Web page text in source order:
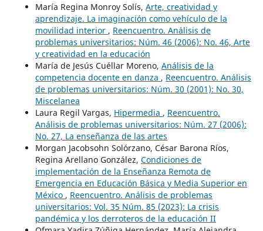
María Regina Monroy Solís, Arte, creatividad y
aprendizaje. La imaginación como vehículo de la
movilidad interior , Reencuentro. Análisis de
problemas universitarios: Núm. 46 (2006): No. 46, Arte
y creatividad en la educación
María de Jesús Cuéllar Moreno, Análisis de la
competencia docente en danza , Reencuentro. Análisis
de problemas universitarios: Núm. 30 (2001): No. 30,
Miscelanea
Laura Regil Vargas, Hipermedia , Reencuentro.
Análisis de problemas universitarios: Núm. 27 (2006):
No. 27, La enseñanza de las artes
Morgan Jacobsohn Solórzano, César Barona Ríos,
Regina Arellano González, Condiciones de
implementación de la Enseñanza Remota de
Emergencia en Educación Básica y Media Superior en
México , Reencuentro. Análisis de problemas
universitarios: Vol. 35 Núm. 85 (2023): La crisis
pandémica y los derroteros de la educación II